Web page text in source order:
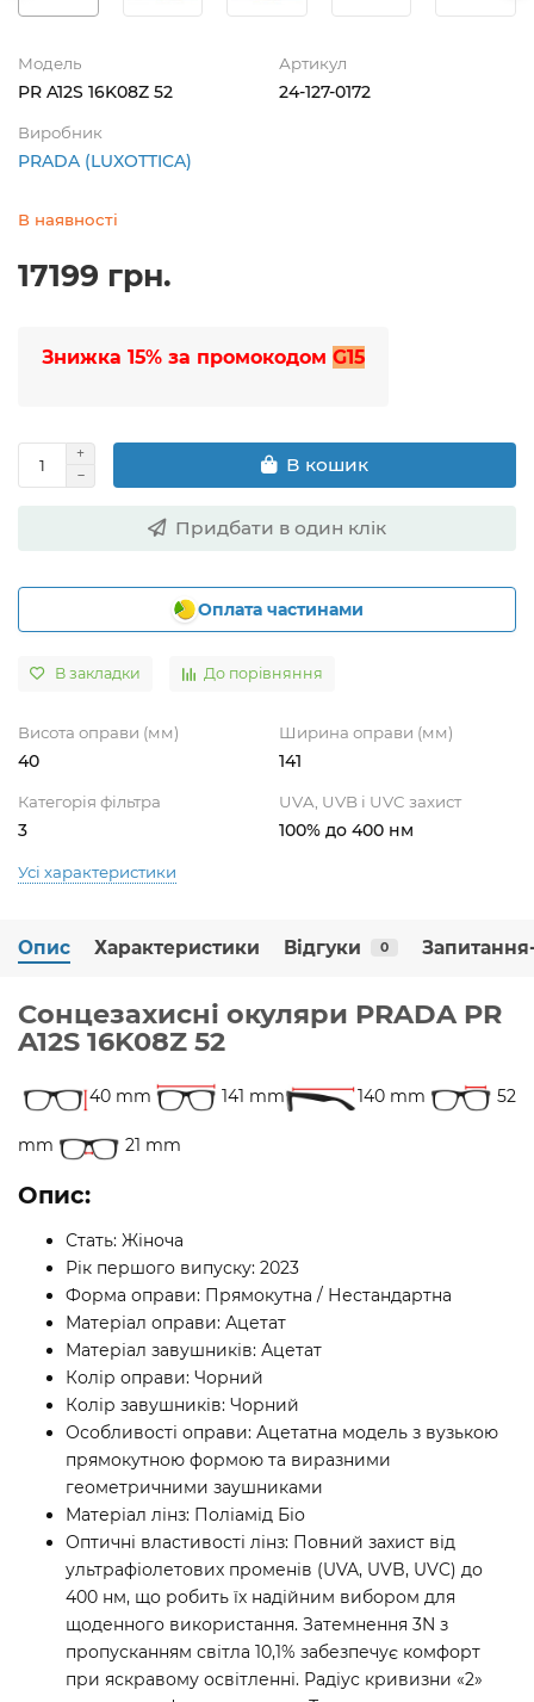
Модель
PR A12S 16K08Z 52
Артикул
24-127-0172
Виробник
PRADA (LUXOTTICA)
В наявності
17199 грн.
Знижка 15% за промокодом G15
В кошик
Придбати в один клік
Оплата частинами
В закладки До порівняння
Висота оправи (мм)
40
Ширина оправи (мм)
141
Категорія фільтра
3
UVA, UVB і UVC захист
100% до 400 нм
Усі характеристики
Опис Характеристики Відгуки 0
Сонцезахисні окуляри PRADA PR
A12S 16K08Z 52
40 mm 141 mm 140 mm 52
mm 21 mm
Опис:
Стать: Жіноча
Рік першого випуску: 2023
Форма оправи: Прямокутна / Нестандартна
Матеріал оправи: Ацетат
Матеріал завушників: Ацетат
Колір оправи: Чорний
Колір завушників: Чорний
Особливості оправи: Ацетатна модель з вузькою
прямокутною формою та виразними
геометричними заушниками
Матеріал лінз: Поліамід Біо
Оптичні властивості лінз: Повний захист від
ультрафіолетових променів (UVA, UVB, UVC) до
400 нм, що робить їх надійним вибором для
щоденного використання. Затемнення 3N з
пропусканням світла 10,1% забезпечує комфорт
при яскравому освітленні. Радіус кривизни «2»